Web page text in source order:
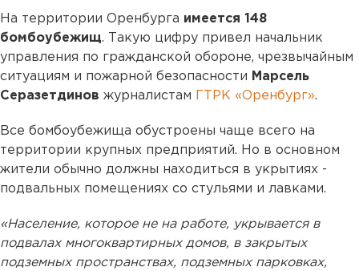
На территории Оренбурга имеется 148
бомбоубежищ. Такую цифру привел начальник
управления по гражданской обороне, чрезвычайным
ситуациям и пожарной безопасности Марсель
Серазетдинов журналистам ГТРК «Оренбург».
Все бомбоубежища обустроены чаще всего на
территории крупных предприятий. Но в основном
жители обычно должны находиться в укрытиях -
подвальных помещениях со стульями и лавками.
«Население, которое не на работе, укрывается в
подвалах многоквартирных домов, в закрытых
подземных пространствах, подземных парковках,